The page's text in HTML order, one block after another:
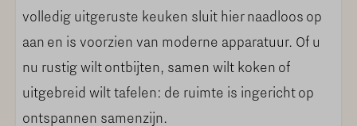
Waterkoker
Keukengerei
Kookgerei
Keukendoeken
volledig uitgeruste keuken sluit hier naadloos op
aan en is voorzien van moderne apparatuur. Of u
nu rustig wilt ontbijten, samen wilt koken of
uitgebreid wilt tafelen: de ruimte is ingericht op
ontspannen samenzijn.